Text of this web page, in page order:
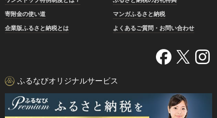
寄附金の使い道
マンガふるさと納税
企業版ふるさと納税とは
よくあるご質問・お問い合わせ
ふるなびオリジナルサービス